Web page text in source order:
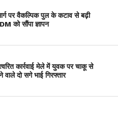
पर वैकल्पिक पुल के कटाव से बढ़ी
को सौंपा ज्ञापन
कार्रवाई मेले में युवक पर चाकू से
दो सगे भाई गिरफ्तार